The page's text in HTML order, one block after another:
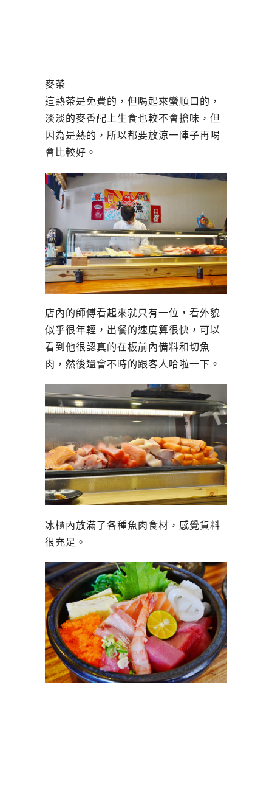
麥茶
這熱茶是免費的，但喝起來蠻順口的，
淡淡的麥香配上生食也較不會搶味，但
因為是熱的，所以都要放涼一陣子再喝
會比較好。
店內的師傅看起來就只有一位，看外貌
似乎很年輕，出餐的速度算很快，可以
看到他很認真的在板前內備料和切魚
肉，然後還會不時的跟客人哈啦一下。
冰櫃內放滿了各種魚肉食材，感覺貨料
很充足。